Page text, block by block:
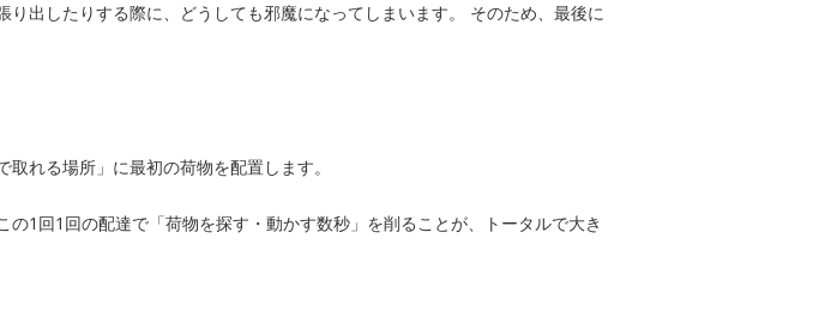
出したりする際に、どうしても邪魔になってしまいます。 そのため、最後に
れる場所」に最初の荷物を配置します。
1回1回の配達で「荷物を探す・動かす数秒」を削ることが、トータルで大き